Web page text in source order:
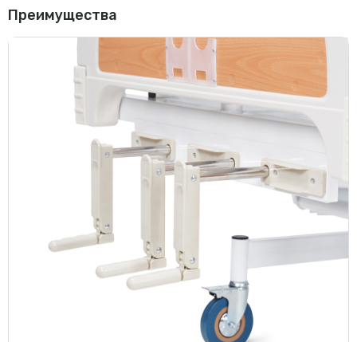
Преимущества